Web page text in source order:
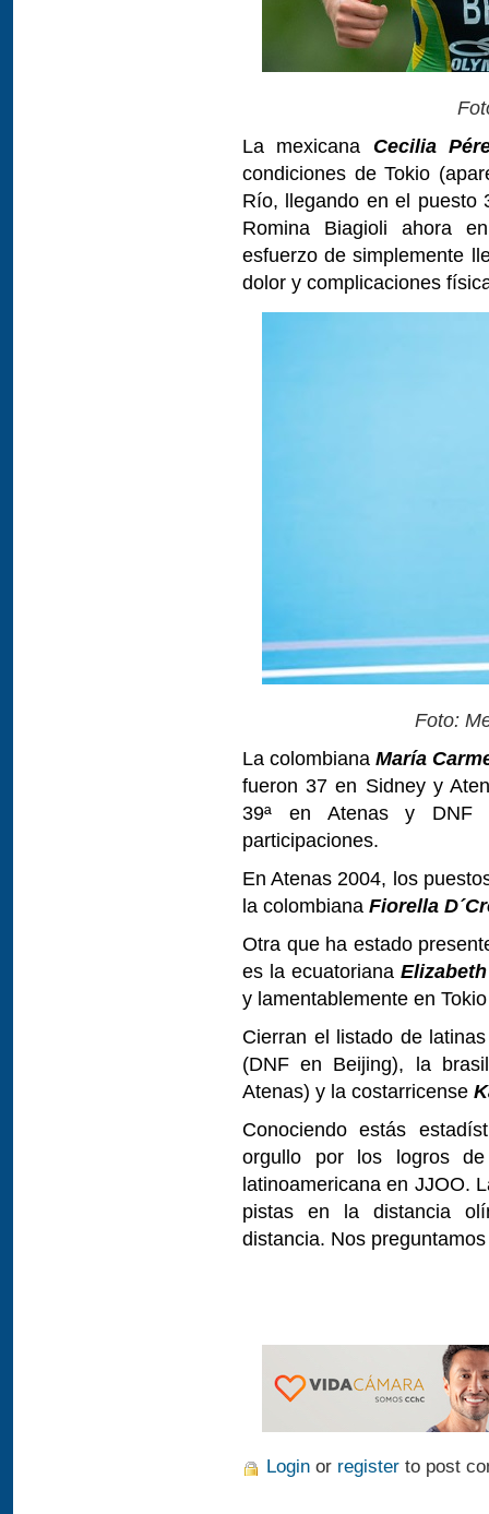
La mexicana Cecilia
condiciones de Tokio
Río, llegando en el puesto
Romina Biagioli ahora
esfuerzo de simplemente
dolor y complicaciones
Foto:
La colombiana María
fueron 37 en Sidney y
39ª en Atenas y DNF
participaciones.
En Atenas 2004, los
la colombiana Fiorella
Otra que ha estado
es la ecuatoriana
y lamentablemente en
Cierran el listado de
(DNF en Beijing), la
Atenas) y la costarricense
Conociendo estás
orgullo por los logros
latinoamericana en JJOO.
pistas en la distancia
distancia. Nos preguntamos
Login or register to post